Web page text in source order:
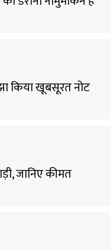
किया खूबसूरत नोट
जानिए कीमत